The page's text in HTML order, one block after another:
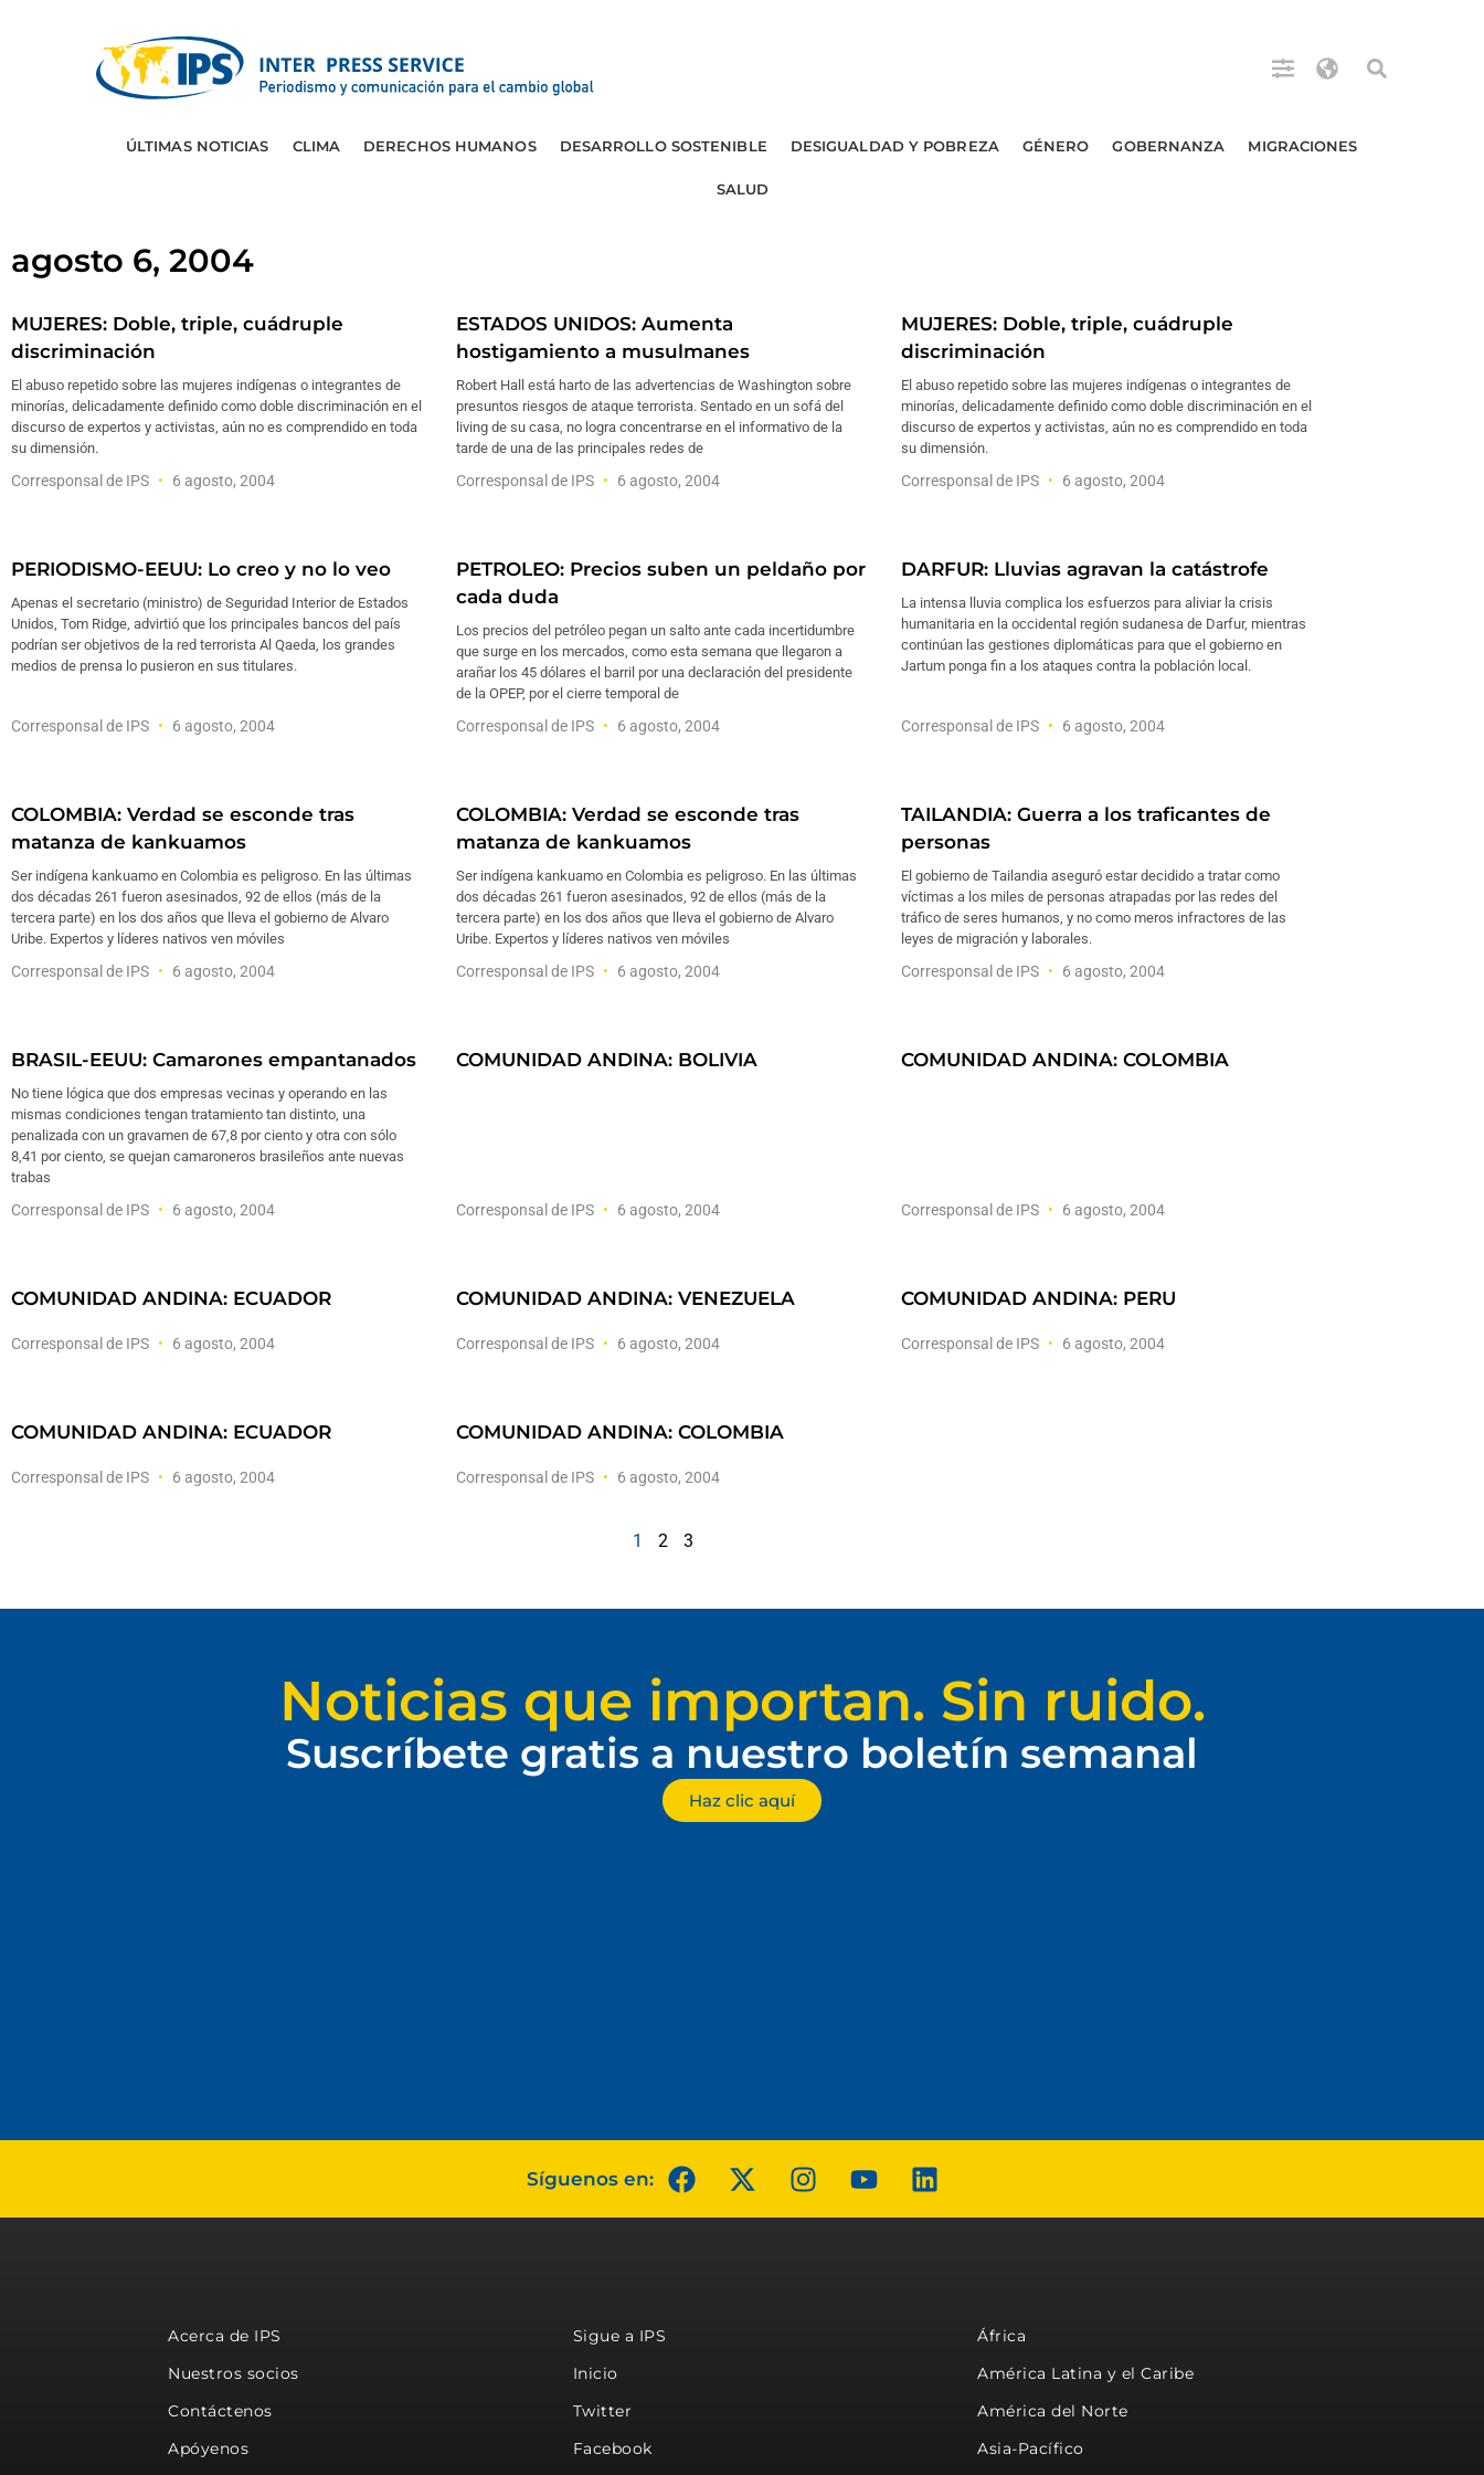
ÚLTIMAS NOTICIAS CLIMA DERECHOS HUMANOS DESARROLLO SOSTENIBLE DESIGUALDAD Y POBREZA GÉNERO GOBERNANZA MIGRACIONES
SALUD
agosto 6, 2004
MUJERES: Doble, triple, cuádruple
discriminación
El abuso repetido sobre las mujeres indígenas o integrantes de
minorías, delicadamente definido como doble discriminación en el
discurso de expertos y activistas, aún no es comprendido en toda
su dimensión.
Corresponsal de IPS 6 agosto, 2004
ESTADOS UNIDOS: Aumenta
hostigamiento a musulmanes
Robert Hall está harto de las advertencias de Washington sobre
presuntos riesgos de ataque terrorista. Sentado en un sofá del
living de su casa, no logra concentrarse en el informativo de la
tarde de una de las principales redes de
Corresponsal de IPS 6 agosto, 2004
MUJERES: Doble, triple, cuádruple
discriminación
El abuso repetido sobre las mujeres indígenas o integrantes de
minorías, delicadamente definido como doble discriminación en el
discurso de expertos y activistas, aún no es comprendido en toda
su dimensión.
Corresponsal de IPS 6 agosto, 2004
PERIODISMO-EEUU: Lo creo y no lo veo
Apenas el secretario (ministro) de Seguridad Interior de Estados
Unidos, Tom Ridge, advirtió que los principales bancos del país
podrían ser objetivos de la red terrorista Al Qaeda, los grandes
medios de prensa lo pusieron en sus titulares.
Corresponsal de IPS 6 agosto, 2004
PETROLEO: Precios suben un peldaño por
cada duda
Los precios del petróleo pegan un salto ante cada incertidumbre
que surge en los mercados, como esta semana que llegaron a
arañar los 45 dólares el barril por una declaración del presidente
de la OPEP, por el cierre temporal de
Corresponsal de IPS 6 agosto, 2004
DARFUR: Lluvias agravan la catástrofe
La intensa lluvia complica los esfuerzos para aliviar la crisis
humanitaria en la occidental región sudanesa de Darfur, mientras
continúan las gestiones diplomáticas para que el gobierno en
Jartum ponga fin a los ataques contra la población local.
Corresponsal de IPS 6 agosto, 2004
COLOMBIA: Verdad se esconde tras
matanza de kankuamos
Ser indígena kankuamo en Colombia es peligroso. En las últimas
dos décadas 261 fueron asesinados, 92 de ellos (más de la
tercera parte) en los dos años que lleva el gobierno de Alvaro
Uribe. Expertos y líderes nativos ven móviles
Corresponsal de IPS 6 agosto, 2004
COLOMBIA: Verdad se esconde tras
matanza de kankuamos
Ser indígena kankuamo en Colombia es peligroso. En las últimas
dos décadas 261 fueron asesinados, 92 de ellos (más de la
tercera parte) en los dos años que lleva el gobierno de Alvaro
Uribe. Expertos y líderes nativos ven móviles
Corresponsal de IPS 6 agosto, 2004
TAILANDIA: Guerra a los traficantes de
personas
El gobierno de Tailandia aseguró estar decidido a tratar como
víctimas a los miles de personas atrapadas por las redes del
tráfico de seres humanos, y no como meros infractores de las
leyes de migración y laborales.
Corresponsal de IPS 6 agosto, 2004
BRASIL-EEUU: Camarones empantanados
No tiene lógica que dos empresas vecinas y operando en las
mismas condiciones tengan tratamiento tan distinto, una
penalizada con un gravamen de 67,8 por ciento y otra con sólo
8,41 por ciento, se quejan camaroneros brasileños ante nuevas
trabas
Corresponsal de IPS 6 agosto, 2004
COMUNIDAD ANDINA: BOLIVIA
Corresponsal de IPS 6 agosto, 2004
COMUNIDAD ANDINA: COLOMBIA
Corresponsal de IPS 6 agosto, 2004
COMUNIDAD ANDINA: ECUADOR
Corresponsal de IPS 6 agosto, 2004
COMUNIDAD ANDINA: VENEZUELA
Corresponsal de IPS 6 agosto, 2004
COMUNIDAD ANDINA: PERU
Corresponsal de IPS 6 agosto, 2004
COMUNIDAD ANDINA: ECUADOR
Corresponsal de IPS 6 agosto, 2004
COMUNIDAD ANDINA: COLOMBIA
Corresponsal de IPS 6 agosto, 2004
1 2 3
Noticias que importan. Sin ruido.
Suscríbete gratis a nuestro boletín semanal
Haz clic aquí
Síguenos en:
Acerca de IPS
Nuestros socios
Contáctenos
Apóyenos
Sigue a IPS
Inicio
Twitter
Facebook
África
América Latina y el Caribe
América del Norte
Asia-Pacífico